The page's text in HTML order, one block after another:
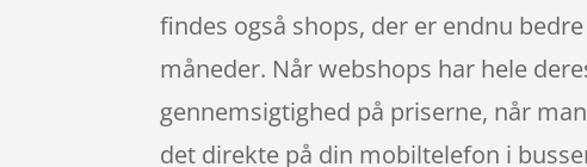
findes også shops, der er endnu
måneder. Når webshops har hele
gennemsigtighed på priserne, når
det direkte på din mobiltelefon i